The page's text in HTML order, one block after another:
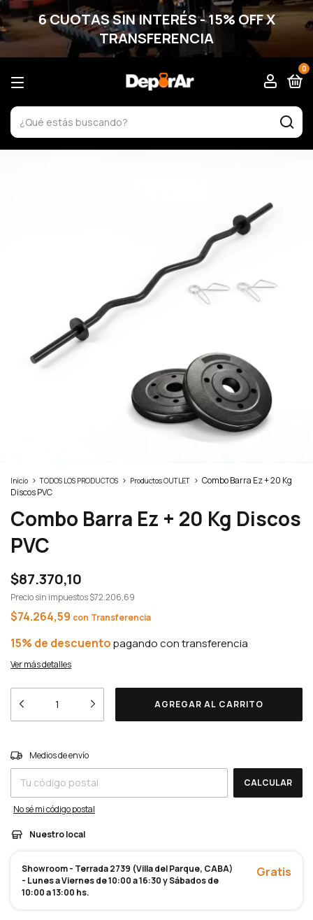
6 CUOTAS SIN INTERÉS - 15% OFF X
TRANSFERENCIA
0
Inicio > TODOS LOS PRODUCTOS > Productos OUTLET > Combo Barra Ez + 20 Kg
Discos PVC
Combo Barra Ez + 20 Kg Discos
PVC
$87.370,10
Precio sin impuestos$72.206,69
$74.264,59 con
15% de descuento
Ver más detalles
Entregas para el CP:
Medios de envío
CALCULAR
No sé mi código postal
Nuestro local
Showroom - Terrada 2739 (Villa del Parque, CABA)
- Lunes a Viernes de 10:00 a 16:30 y Sábados de
10:00 a 13:00 hs.
Gratis